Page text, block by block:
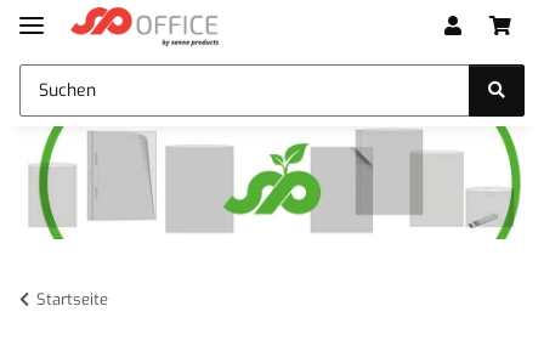
Startseite